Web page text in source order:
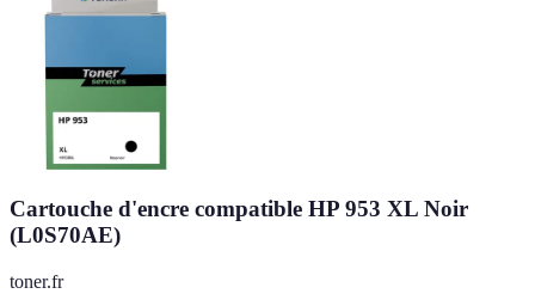
Cartouche d'encre compatible HP 953 XL Noir
(L0S70AE)
toner.fr